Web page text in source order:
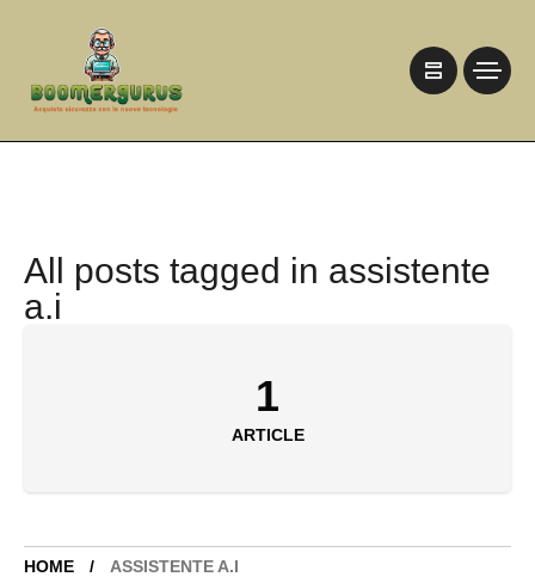
All posts tagged in assistente
a.i
1
ARTICLE
HOME ASSISTENTE A.I